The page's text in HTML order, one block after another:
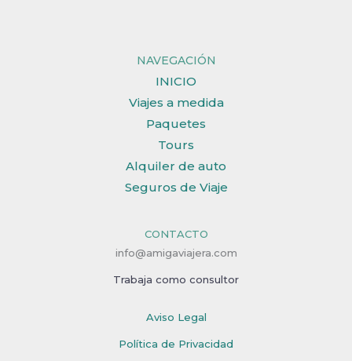
NAVEGACIÓN
INICIO
Viajes a medida
Paquetes
Tours
Alquiler de auto
Seguros de Viaje
CONTACTO
info@amigaviajera.com
Trabaja como consultor
Aviso Legal
Política de Privacidad